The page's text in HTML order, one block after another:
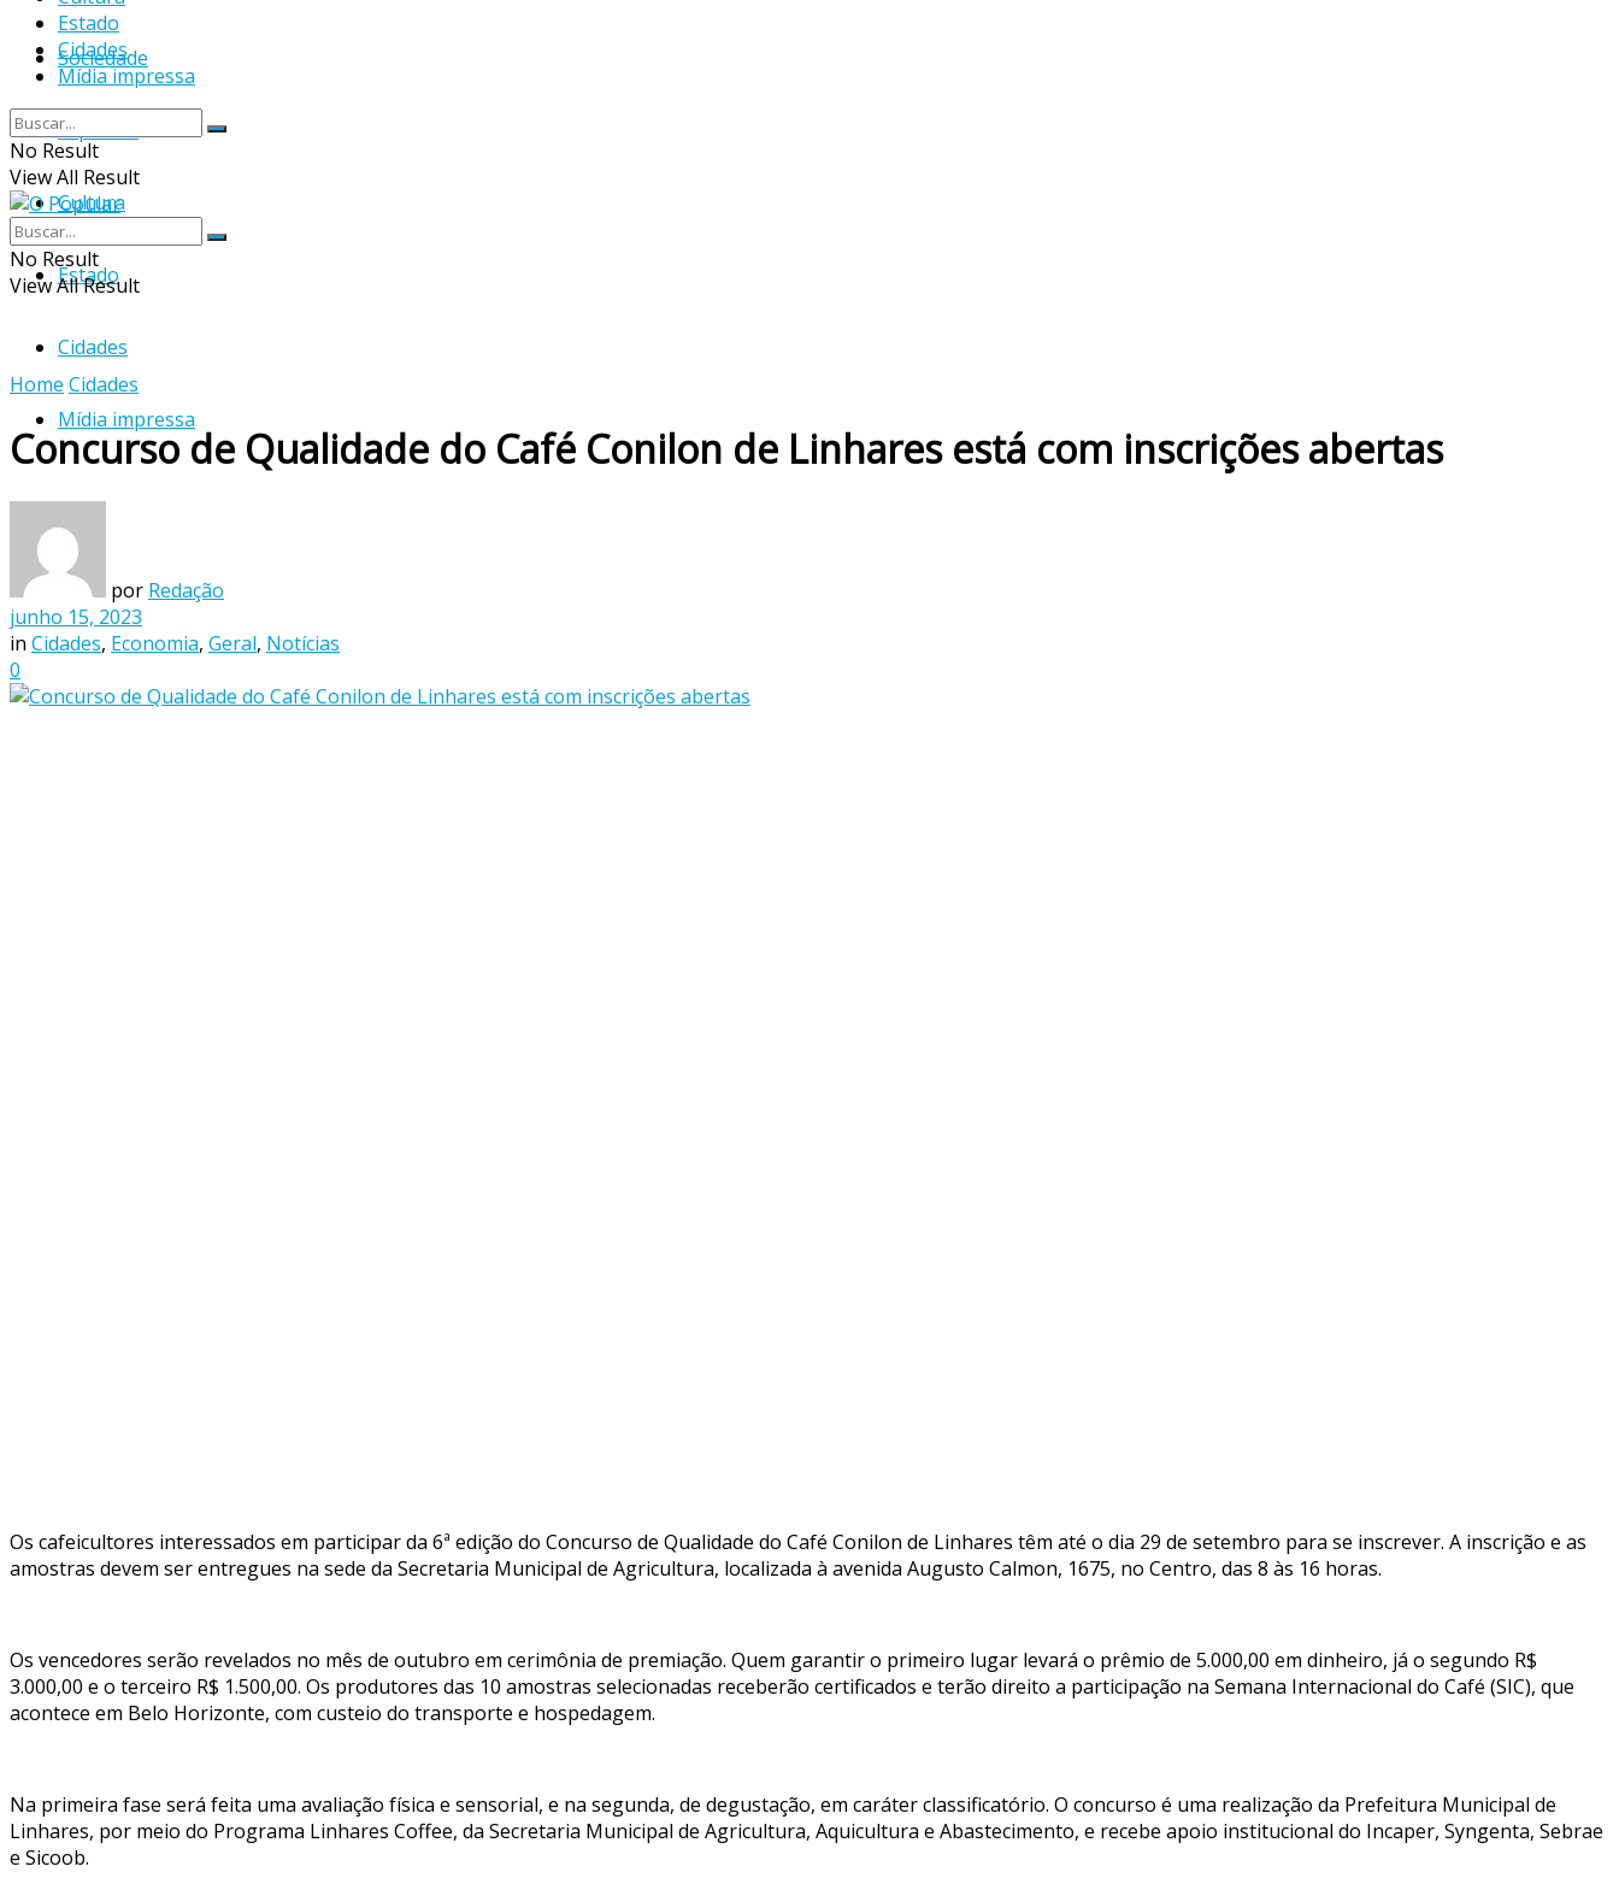
Sociedade
Esportes
Cultura
Estado
Cidades
Mídia impressa
Estado
Cidades
Mídia impressa
No Result
View All Result
No Result
View All Result
Home Cidades
Concurso de Qualidade do Café Conilon de Linhares está com inscrições abertas
por Redação
junho 15, 2023
in Cidades, Economia, Geral, Notícias
0
Os cafeicultores interessados em participar da 6ª edição do Concurso de Qualidade do Café Conilon de Linhares têm até o dia 29 de setembro para se inscrever. A inscrição e as
amostras devem ser entregues na sede da Secretaria Municipal de Agricultura, localizada à avenida Augusto Calmon, 1675, no Centro, das 8 às 16 horas.
Os vencedores serão revelados no mês de outubro em cerimônia de premiação. Quem garantir o primeiro lugar levará o prêmio de 5.000,00 em dinheiro, já o segundo R$
3.000,00 e o terceiro R$ 1.500,00. Os produtores das 10 amostras selecionadas receberão certificados e terão direito a participação na Semana Internacional do Café (SIC), que
acontece em Belo Horizonte, com custeio do transporte e hospedagem.
Na primeira fase será feita uma avaliação física e sensorial, e na segunda, de degustação, em caráter classificatório. O concurso é uma realização da Prefeitura Municipal de
Linhares, por meio do Programa Linhares Coffee, da Secretaria Municipal de Agricultura, Aquicultura e Abastecimento, e recebe apoio institucional do Incaper, Syngenta, Sebrae
e Sicoob.